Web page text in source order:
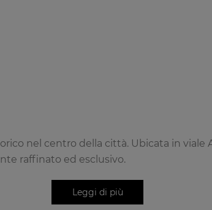
nel centro della città. Ubicata in viale
raffinato ed esclusivo.
che ospita serate di discoteca
ideale per eventi aziendali, cene